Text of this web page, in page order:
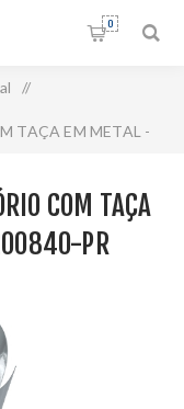
0
/
TAÇA EM METAL -
COM TAÇA
PR